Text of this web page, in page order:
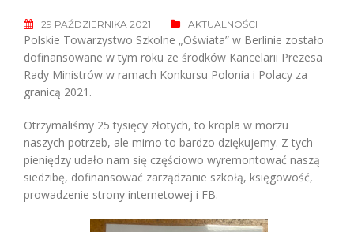
29 PAŹDZIERNIKA 2021 AKTUALNOŚCI
Polskie Towarzystwo Szkolne „Oświata” w Berlinie zostało
dofinansowane w tym roku ze środków Kancelarii Prezesa
Rady Ministrów w ramach Konkursu Polonia i Polacy za
granicą 2021.
Otrzymaliśmy 25 tysięcy złotych, to kropla w morzu
naszych potrzeb, ale mimo to bardzo dziękujemy. Z tych
pieniędzy udało nam się częściowo wyremontować naszą
siedzibę, dofinansować zarządzanie szkołą, księgowość,
prowadzenie strony internetowej i FB.